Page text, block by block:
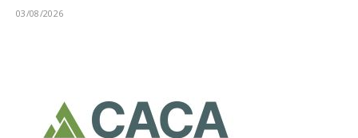
03/08/2026